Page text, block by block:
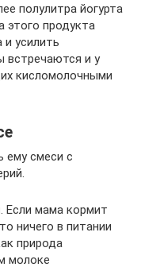
полулитра йогурта
этого продукта
усилить
встречаются и у
кисломолочными
ему смеси с
Если мама кормит
ничего в питании
природа
молоке